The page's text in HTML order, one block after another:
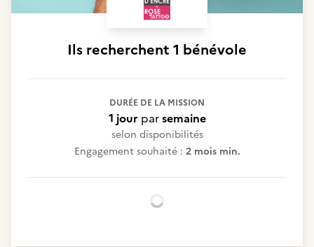
Ils recherchent 1 bénévole
DURÉE DE LA MISSION
1 jour parsemaine
selon disponibilités
Engagement souhaité : 2 mois min.
Chargement...